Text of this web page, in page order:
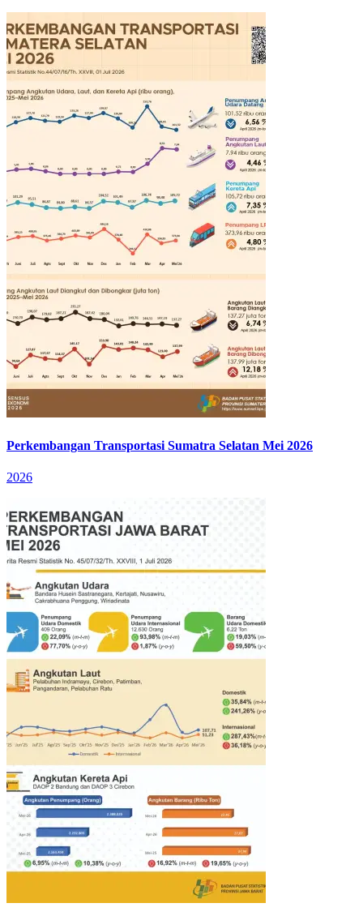
Perkembangan Transportasi Sumatra Selatan Mei 2026
2026